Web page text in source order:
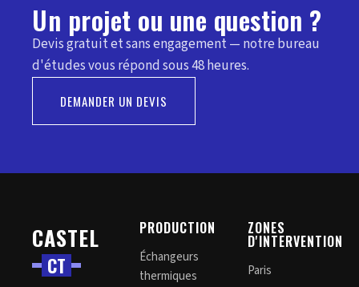
Un projet ou une question ?
Devis gratuit et sans engagement — notre bureau
d'études vous répond sous 48 heures.
DEMANDER UN DEVIS
CASTEL
CT
PRODUCTION
Échangeurs
thermiques
ZONES
D'INTERVENTION
Paris